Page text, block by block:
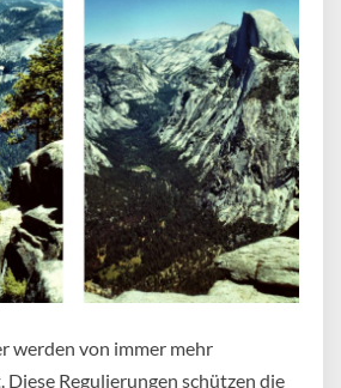
werden von immer mehr
Diese Regulierungen schützen die